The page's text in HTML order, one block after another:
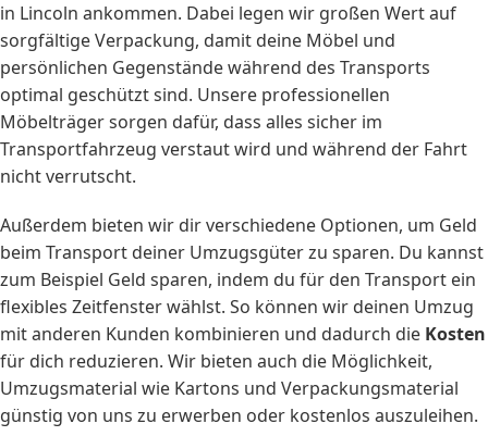
in Lincoln ankommen. Dabei legen wir großen Wert auf
sorgfältige Verpackung, damit deine Möbel und
persönlichen Gegenstände während des Transports
optimal geschützt sind. Unsere professionellen
Möbelträger sorgen dafür, dass alles sicher im
Transportfahrzeug verstaut wird und während der Fahrt
nicht verrutscht.
Außerdem bieten wir dir verschiedene Optionen, um Geld
beim Transport deiner Umzugsgüter zu sparen. Du kannst
zum Beispiel Geld sparen, indem du für den Transport ein
flexibles Zeitfenster wählst. So können wir deinen Umzug
mit anderen Kunden kombinieren und dadurch die Kosten
für dich reduzieren. Wir bieten auch die Möglichkeit,
Umzugsmaterial wie Kartons und Verpackungsmaterial
günstig von uns zu erwerben oder kostenlos auszuleihen.